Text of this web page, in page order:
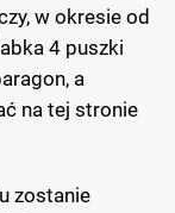
w okresie od
4 puszki
a
na tej stronie
zostanie